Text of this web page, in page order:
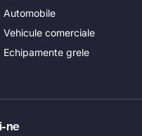
Automobile
Vehicule comerciale
Echipamente grele
ne